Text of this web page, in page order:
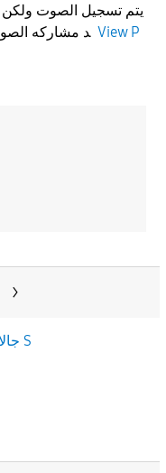
يتم تسجيل الصوت
د مشاركه الصوت المسجل مع تطبيق اخر يوجد صوت View P
جالاكسى S